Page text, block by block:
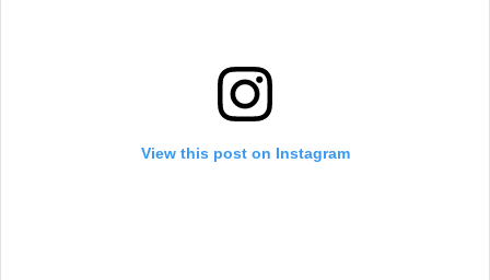
View this post on Instagram